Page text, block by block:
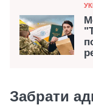
Забрати